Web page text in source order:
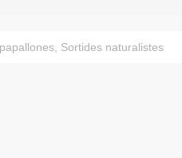
papallones, Sortides naturalistes